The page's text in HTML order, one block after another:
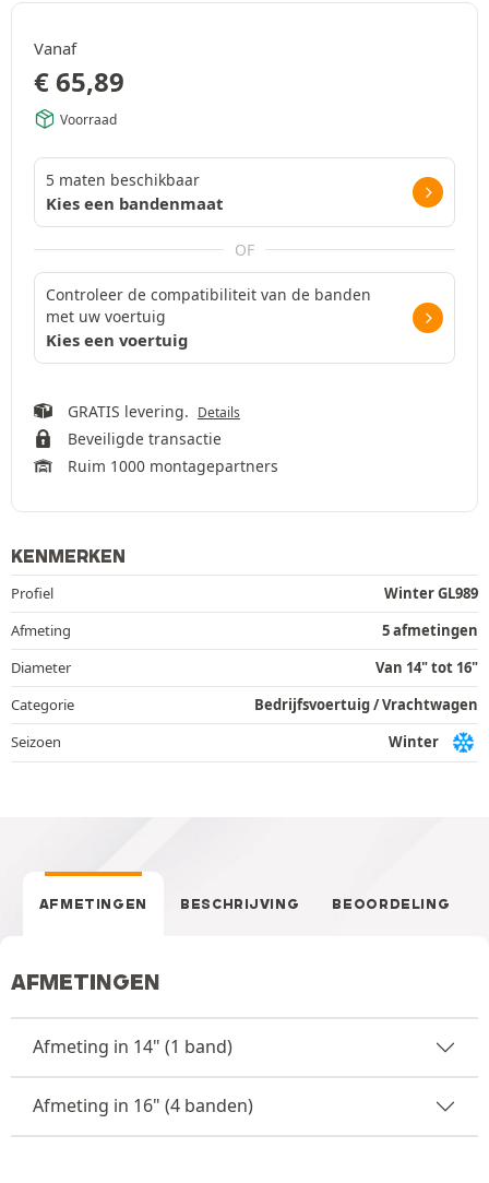
Vanaf
€65,89
Voorraad
5 maten beschikbaar
Kies een bandenmaat
OF
Controleer de compatibiliteit van de banden
met uw voertuig
Kies een voertuig
GRATIS levering. Details
Beveiligde transactie
Ruim 1000 montagepartners
KENMERKEN
Profiel
Winter GL989
Afmeting
5 afmetingen
Diameter
Van 14" tot 16"
Categorie
Bedrijfsvoertuig / Vrachtwagen
Seizoen
Winter
AFMETINGEN BESCHRIJVING BEOORDELING
AFMETINGEN
Afmeting in 14" (1 band)
Afmeting in 16" (4 banden)